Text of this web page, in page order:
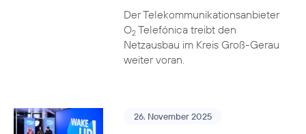
Der Telekommunikationsanbieter
O2Telefónica treibt den
Netzausbau im Kreis Groß-Gerau
weiter voran.
26. November 2025